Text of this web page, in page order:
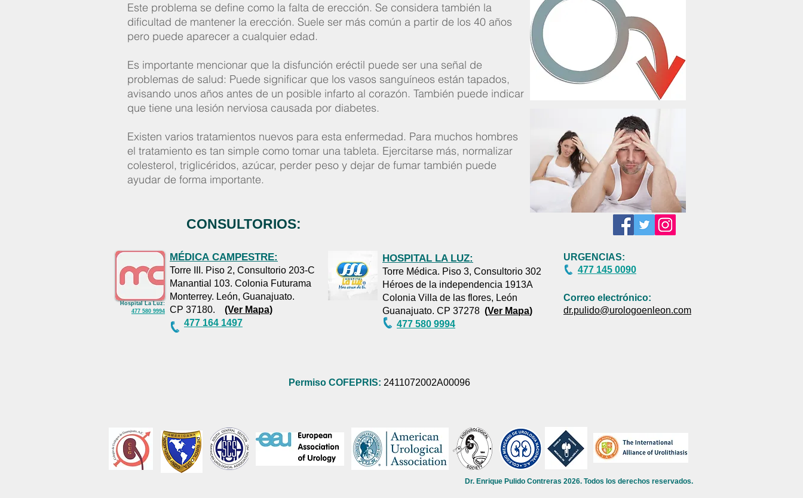
Este problema se define como la falta de erección. Se considera también la
dificultad de mantener la erección. Suele ser más común a partir de los 40 años
pero puede aparecer a cualquier edad.
Es importante mencionar que la disfunción eréctil puede ser una señal de
problemas de salud: Puede significar que los vasos sanguíneos están tapados,
avisando unos años antes de un posible infarto al corazón. También puede indicar
que tiene una lesión nerviosa causada por diabetes.
​Existen varios tratamientos nuevos para esta enfermedad. Para muchos hombres
el tratamiento es tan simple como tomar una tableta. Ejercitarse más, normalizar
colesterol, triglicéridos, azúcar, perder peso y dejar de fumar también puede
ayudar de forma importante.
CONSULTORIOS:
AGENDA TU CITA
:
Medica
164 1497
Hospital La Luz:
477 580 9994
MÉDICA CAMPESTRE:
Torre III. Piso 2, Consultorio 203-C
Manantial 103. Colonia Futurama
Monterrey. León, Guanajuato.
CP 37180. (Ver Mapa)
477 164 1497
HOSPITAL LA LUZ:
Torre Médica. Piso 3, Consultorio 302
Héroes de la independencia 1913A
Colonia Villa de las flores, León
Guanajuato. CP 37278 (Ver Mapa)
477 580 9994
URGENCIAS:
477 145 0090
Correo electrónico:
dr.pulido@urologoenleon.com
Permiso COFEPRIS: 2411072002A00096
Dr. Enrique Pulido Contreras 2026. Todos los derechos reservados.